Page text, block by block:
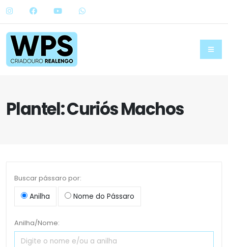
Plantel: Curiós Machos
Buscar pássaro por:
Anilha
Nome do Pássaro
Anilha/Nome: